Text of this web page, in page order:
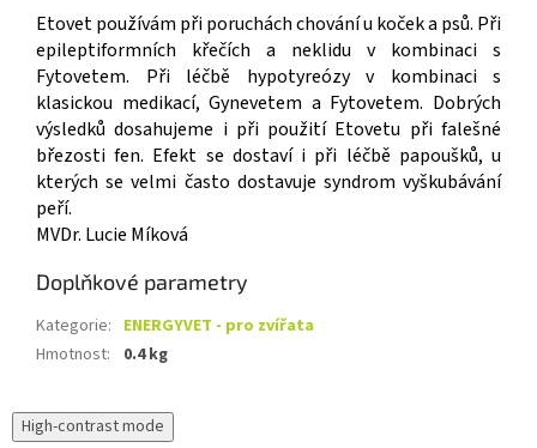
Etovet používám při poruchách chování u koček a psů. Při
epileptiformních křečích a neklidu v kombinaci s
Fytovetem. Při léčbě hypotyreózy v kombinaci s
klasickou medikací, Gynevetem a Fytovetem. Dobrých
výsledků dosahujeme i při použití Etovetu při falešné
březosti fen. Efekt se dostaví i při léčbě papoušků, u
kterých se velmi často dostavuje syndrom vyškubávání
peří.
MVDr. Lucie Míková
Doplňkové parametry
Kategorie: ENERGYVET - pro zvířata
Hmotnost: 0.4 kg
High-contrast mode